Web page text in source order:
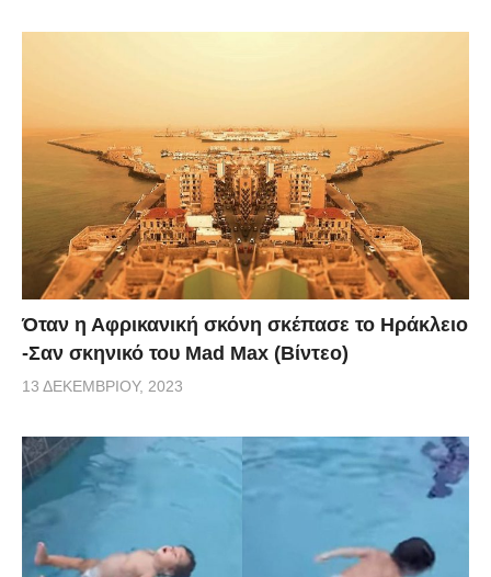
Όταν η Αφρικανική σκόνη σκέπασε το Ηράκλειο
-Σαν σκηνικό του Mad Max (Βίντεο)
13 ΔΕΚΕΜΒΡΊΟΥ, 2023